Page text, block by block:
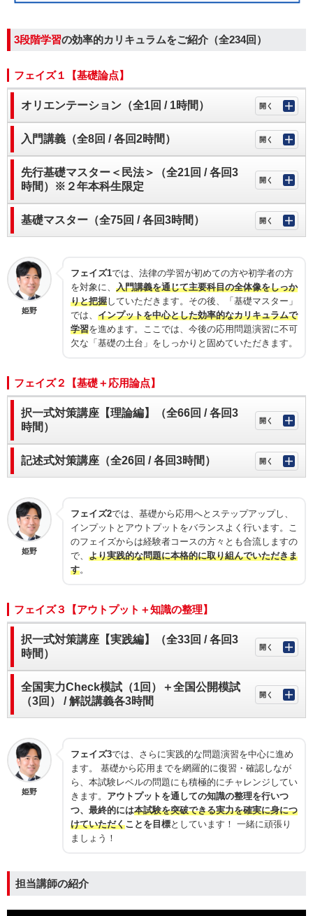
3段階学習の効率的カリキュラムをご紹介（全234回）
フェイズ１【基礎論点】
オリエンテーション（全1回 / 1時間）
入門講義（全8回 / 各回2時間）
先行基礎マスター＜民法＞（全21回 / 各回3
時間）※２年本科生限定
基礎マスター（全75回 / 各回3時間）
姫野
フェイズ1では、法律の学習が初めての方や初学者の方
を対象に、 入門講義を通じて主要科目の全体像をしっか
りと把握していただきます。その後、「基礎マスター」
では、 インプットを中心とした効率的なカリキュラムで
学習を進めます。ここでは、今後の応用問題演習に不可
欠な「基礎の土台」をしっかりと固めていただきます。
フェイズ２【基礎＋応用論点】
択一式対策講座【理論編】（全66回 / 各回3
時間）
記述式対策講座（全26回 / 各回3時間）
姫野
フェイズ2では、基礎から応用へとステップアップし、
インプットとアウトプットをバランスよく行います。こ
のフェイズからは経験者コースの方々とも合流しますの
で、 より実践的な問題に本格的に取り組んでいただきま
す。
フェイズ３【アウトプット＋知識の整理】
択一式対策講座【実践編】（全33回 / 各回3
時間）
全国実力Check模試（1回）＋全国公開模試
（3回） / 解説講義各3時間
姫野
フェイズ3では、さらに実践的な問題演習を中心に進め
ます。 基礎から応用までを網羅的に復習・確認しなが
ら、本試験レベルの問題にも積極的にチャレンジしてい
きます。 アウトプットを通しての知識の整理を行いつ
つ、最終的には本試験を突破できる実力を確実に身につ
けていただくことを目標としています！ 一緒に頑張り
ましょう！
担当講師の紹介